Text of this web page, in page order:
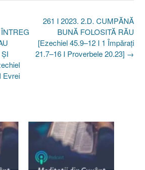
261 I 2023. 2.D. CUMPĂNĂ
BUNĂ FOLOSITĂ RĂU
[Ezechiel 45.9–12 I 1 Împărați
21.7–16 I Proverbele 20.23] →
Evrei